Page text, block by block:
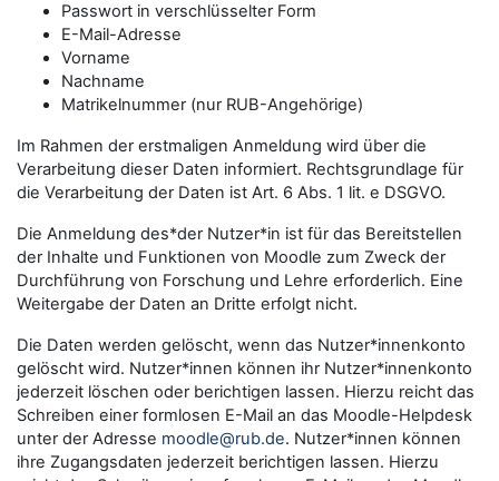
Passwort in verschlüsselter Form
E-Mail-Adresse
Vorname
Nachname
Matrikelnummer (nur RUB-Angehörige)
Im Rahmen der erstmaligen Anmeldung wird über die
Verarbeitung dieser Daten informiert. Rechtsgrundlage für
die Verarbeitung der Daten ist Art. 6 Abs. 1 lit. e DSGVO.
Die Anmeldung des*der Nutzer*in ist für das Bereitstellen
der Inhalte und Funktionen von Moodle zum Zweck der
Durchführung von Forschung und Lehre erforderlich. Eine
Weitergabe der Daten an Dritte erfolgt nicht.
Die Daten werden gelöscht, wenn das Nutzer*innenkonto
gelöscht wird. Nutzer*innen können ihr Nutzer*innenkonto
jederzeit löschen oder berichtigen lassen. Hierzu reicht das
Schreiben einer formlosen E-Mail an das Moodle-Helpdesk
unter der Adresse moodle@rub.de. Nutzer*innen können
ihre Zugangsdaten jederzeit berichtigen lassen. Hierzu